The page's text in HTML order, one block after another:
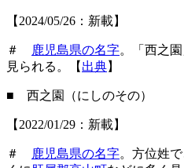
【2024/05/26：新載】
＃ 鹿児島県の名字。「西之
見られる。【 出典】
■ 西之園（にしのその）
【2022/01/29：新載】
＃ 鹿児島県の名字。方位姓